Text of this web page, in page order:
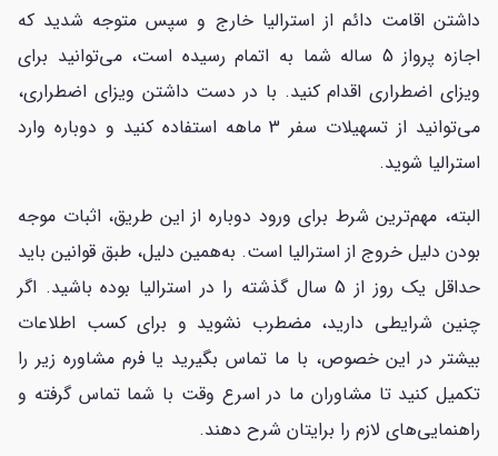
داشتن اقامت دائم از استرالیا خارج و سپس متوجه شدید که
اجازه پرواز 5 ساله شما به اتمام رسیده است، می‌توانید برای
ویزای اضطراری اقدام کنید. با در دست داشتن ویزای اضطراری،
می‌توانید از تسهیلات سفر 3 ماهه استفاده کنید و دوباره وارد
استرالیا شوید.
البته، مهم‌ترین شرط برای ورود دوباره از این طریق، اثبات موجه
بودن دلیل خروج از استرالیا است. به‌همین دلیل، طبق قوانین باید
حداقل یک روز از 5 سال گذشته را در استرالیا بوده باشید. اگر
چنین شرایطی دارید، مضطرب نشوید و برای کسب اطلاعات
بیشتر در این خصوص، با ما تماس بگیرید یا فرم مشاوره زیر را
تکمیل کنید تا مشاوران ما در اسرع وقت با شما تماس گرفته و
راهنمایی‌های لازم را برایتان شرح دهند.